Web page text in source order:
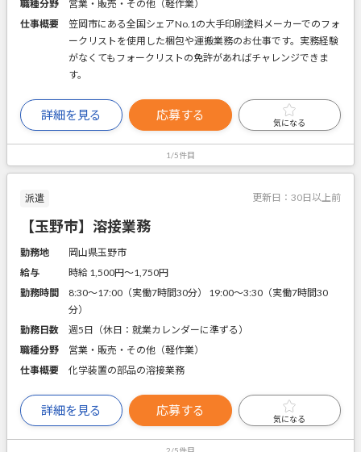
職種分野
営業・販売・その他（軽作業）
仕事概要
笠岡市にある全国シェアNo.1の大手印刷塗料メーカーでのフォ
ークリストを使用した梱包や運搬業務のお仕事です。実務経験
がなくてもフォークリストの免許があればチャレンジできま
す。
詳細を見る 応募する
気になる
1/5件目
派遣 更新日： 30日以上前
【玉野市】溶接業務
勤務地
岡山県玉野市
給与
時給 1,500円〜1,750円
勤務時間
8:30～17:00（実働7時間30分） 19:00～3:30（実働7時間30
分）
勤務日数
週5日（休日：就業カレンダーに準ずる）
職種分野
営業・販売・その他（軽作業）
仕事概要
化学装置の部品の溶接業務
詳細を見る 応募する
気になる